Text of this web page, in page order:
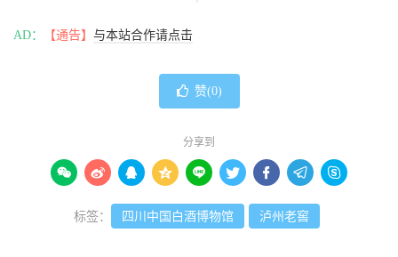
AD： 【通告】 与本站合作请点击
赞(0)
分享到
        
标签： 四川中国白酒博物馆 泸州老窖